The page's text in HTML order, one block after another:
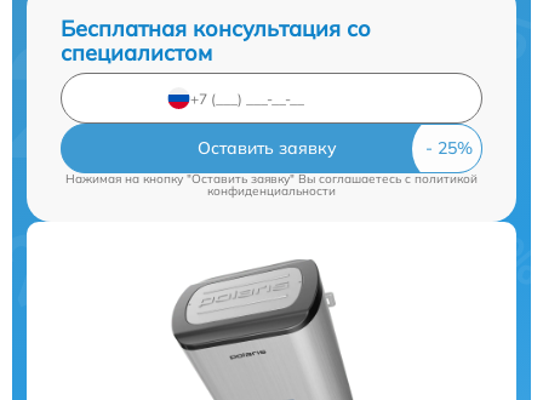
Бесплатная консультация со
специалистом
Оставить заявку
Нажимая на кнопку "Оставить заявку" Вы соглашаетесь cполитикой
конфиденциальности